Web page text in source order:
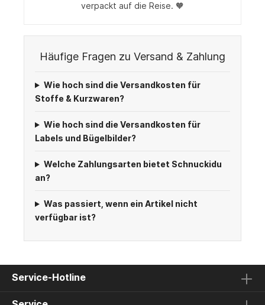
verpackt auf die Reise. 🧡
Häufige Fragen zu Versand & Zahlung
Wie hoch sind die Versandkosten für
Stoffe & Kurzwaren?
Wie hoch sind die Versandkosten für
Labels und Bügelbilder?
Welche Zahlungsarten bietet Schnuckidu
an?
Was passiert, wenn ein Artikel nicht
verfügbar ist?
Service-Hotline